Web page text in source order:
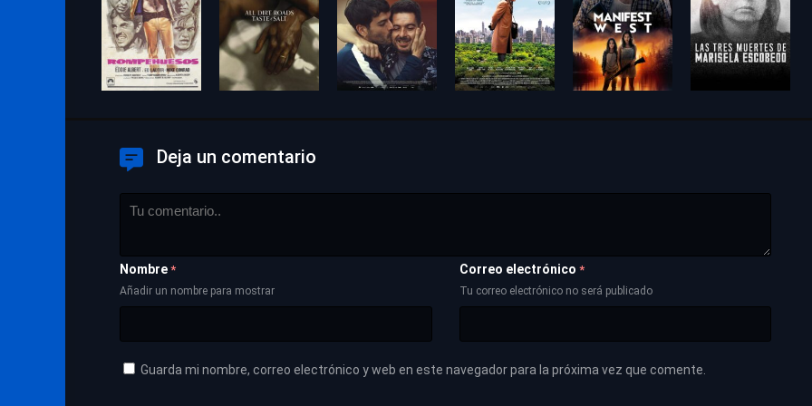
Deja un comentario
Nombre *
Añadir un nombre para mostrar
Correo electrónico *
Tu correo electrónico no será publicado
Guarda mi nombre, correo electrónico y web en este navegador para la próxima vez que comente.